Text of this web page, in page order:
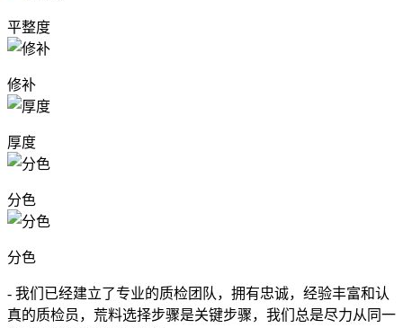
平整度
修补
厚度
分色
分色
- 我们已经建立了专业的质检团队，拥有忠诚，经验丰富和认
真的质检员，荒料选择步骤是关键步骤，我们总是尽力从同一